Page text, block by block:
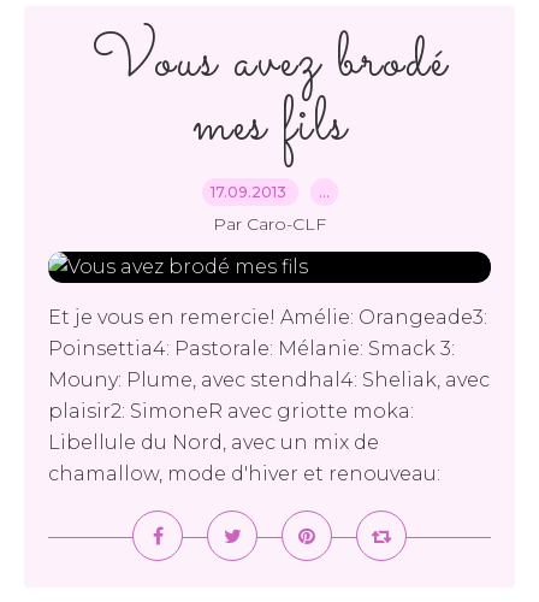
Vous avez brodé
mes fils
17.09.2013 …
Par Caro-CLF
Et je vous en remercie! Amélie: Orangeade3:
Poinsettia4: Pastorale: Mélanie: Smack 3:
Mouny: Plume, avec stendhal4: Sheliak, avec
plaisir2: SimoneR avec griotte moka:
Libellule du Nord, avec un mix de
chamallow, mode d'hiver et renouveau: